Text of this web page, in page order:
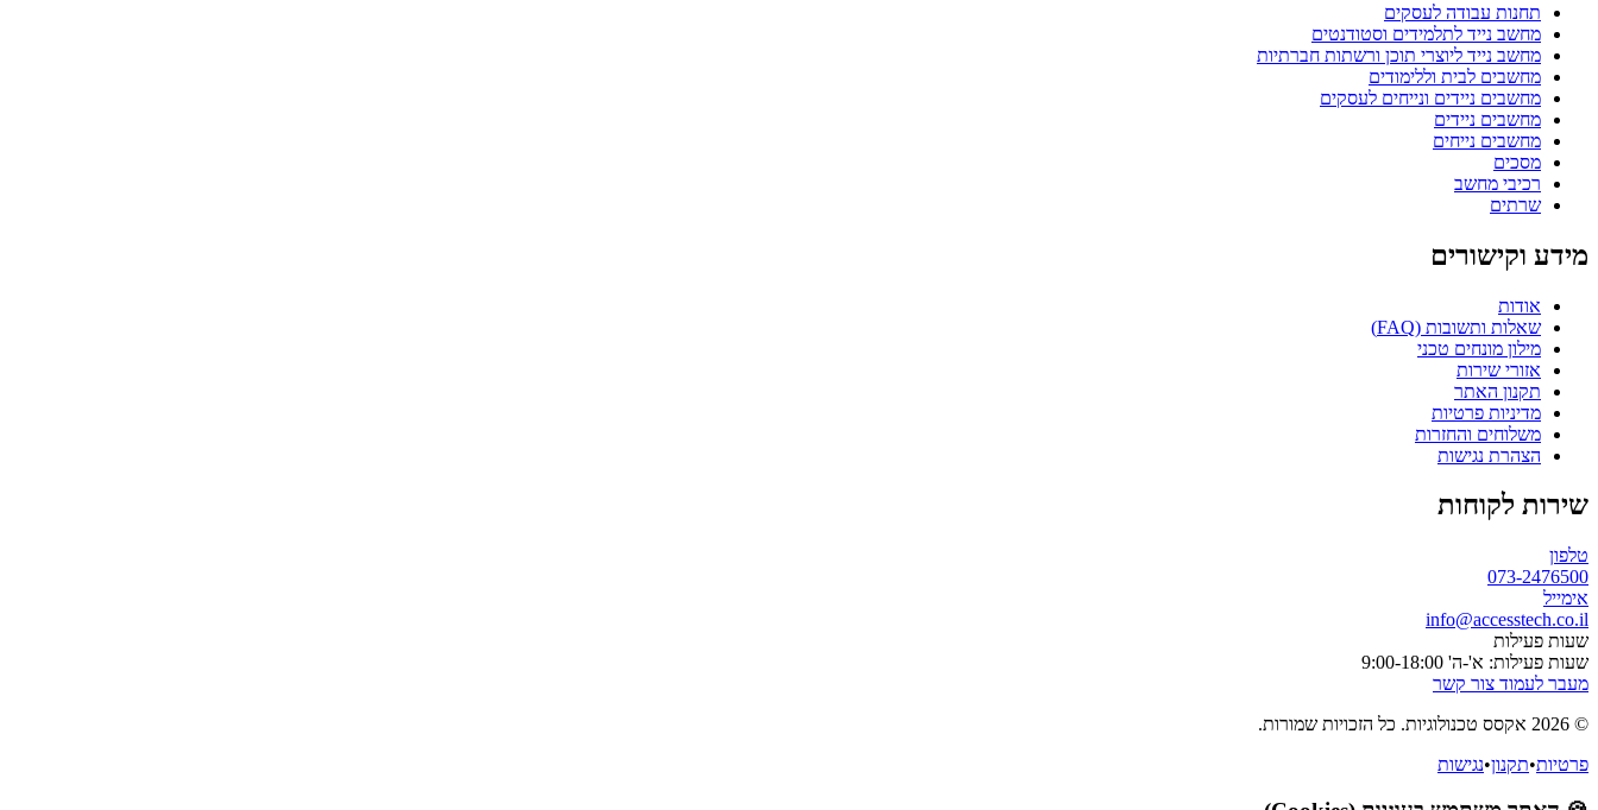
תחנות עבודה לעסקים
מחשב נייד לתלמידים וסטודנטים
מחשב נייד ליוצרי תוכן ורשתות חברתיות
מחשבים לבית וללימודים
מחשבים ניידים ונייחים לעסקים
מחשבים ניידים
מחשבים נייחים
מסכים
רכיבי מחשב
שרתים
מידע וקישורים
אודות
שאלות ותשובות (FAQ)
מילון מונחים טכני
אזורי שירות
תקנון האתר
מדיניות פרטיות
משלוחים והחזרות
הצהרת נגישות
שירות לקוחות
טלפון
073-2476500
אימייל
info@accesstech.co.il
שעות פעילות
שעות פעילות: א'-ה' 9:00-18:00
מעבר לעמוד צור קשר
© 2026 אקסס טכנולוגיות. כל הזכויות שמורות.
פרטיות•תקנון•נגישות